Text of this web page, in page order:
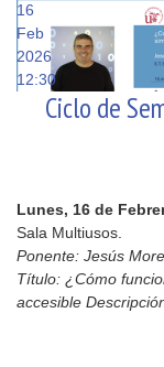
16
Feb
2026
12:30
Ciclo de
Lunes, 16 de
Sala Multiusos.
Ponente: Jesús
Título: ¿Cómo
accesible